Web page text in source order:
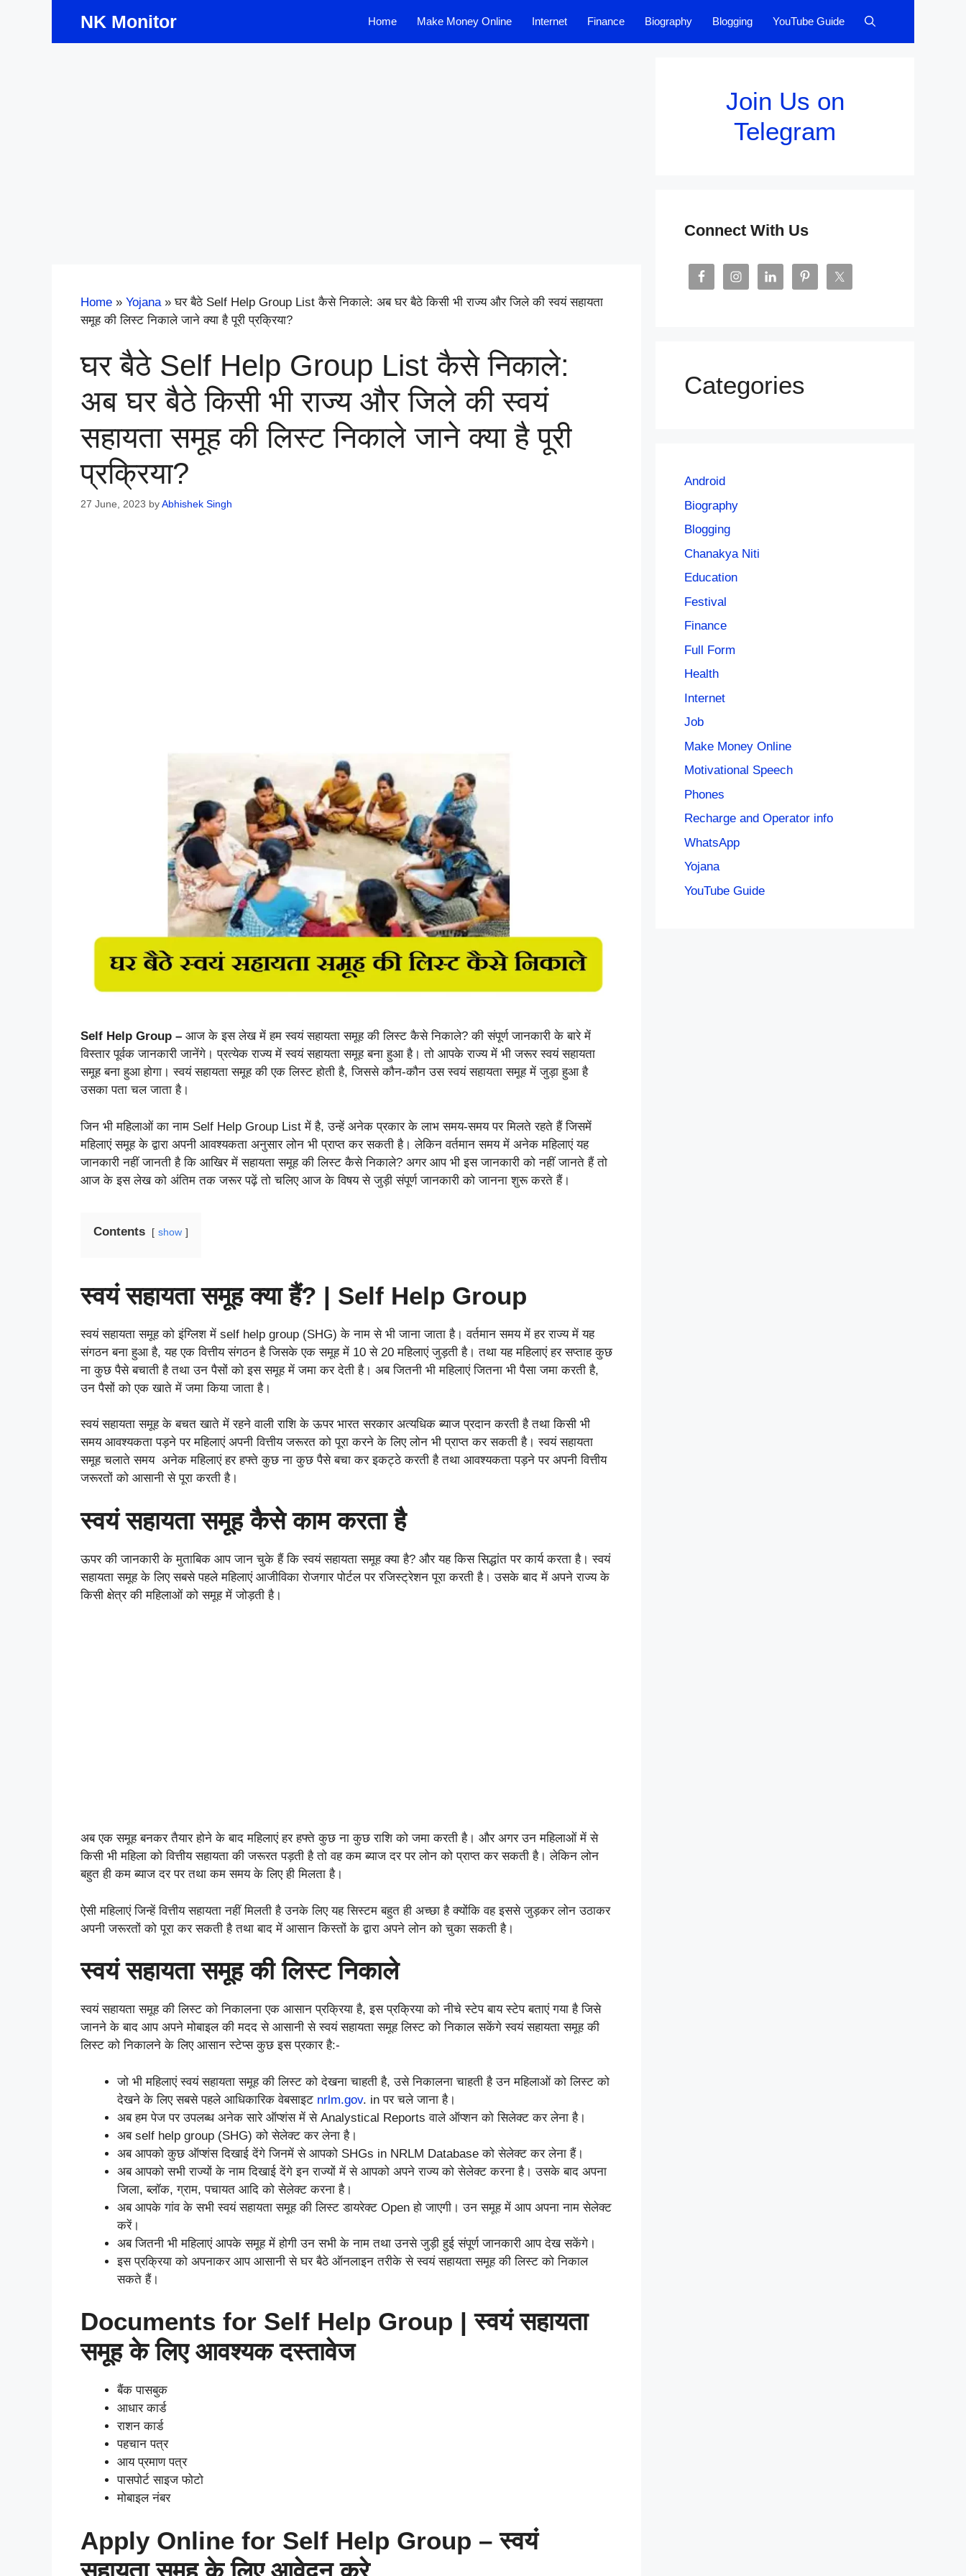
NK Monitor Home Make Money Online Internet Finance Biography Blogging YouTube Guide
Home » Yojana»घर बैठे Self Help Group List कैसे निकाले: अब घर बैठे किसी भी राज्य और जिले की स्वयं सहायता
समूह की लिस्ट निकाले जाने क्या है पूरी प्रक्रिया?
घर बैठे Self Help Group List कैसे निकाले:
अब घर बैठे किसी भी राज्य और जिले की स्वयं
सहायता समूह की लिस्ट निकाले जाने क्या है पूरी
प्रक्रिया?
27 June, 2023 byAbhishek Singh
Self Help Group – आज के इस लेख में हम स्वयं सहायता समूह की लिस्ट कैसे निकाले? की संपूर्ण जानकारी के बारे में
विस्तार पूर्वक जानकारी जानेंगे। प्रत्येक राज्य में स्वयं सहायता समूह बना हुआ है। तो आपके राज्य में भी जरूर स्वयं सहायता
समूह बना हुआ होगा। स्वयं सहायता समूह की एक लिस्ट होती है, जिससे कौन-कौन उस स्वयं सहायता समूह में जुड़ा हुआ है
उसका पता चल जाता है।
जिन भी महिलाओं का नाम Self Help Group List में है, उन्हें अनेक प्रकार के लाभ समय-समय पर मिलते रहते हैं जिसमें
महिलाएं समूह के द्वारा अपनी आवश्यकता अनुसार लोन भी प्राप्त कर सकती है। लेकिन वर्तमान समय में अनेक महिलाएं यह
जानकारी नहीं जानती है कि आखिर में सहायता समूह की लिस्ट कैसे निकाले? अगर आप भी इस जानकारी को नहीं जानते हैं तो
आज के इस लेख को अंतिम तक जरूर पढ़ें तो चलिए आज के विषय से जुड़ी संपूर्ण जानकारी को जानना शुरू करते हैं।
Contents show
स्वयं सहायता समूह क्या हैं? | Self Help Group
स्वयं सहायता समूह को इंग्लिश में self help group (SHG) के नाम से भी जाना जाता है। वर्तमान समय में हर राज्य में यह
संगठन बना हुआ है, यह एक वित्तीय संगठन है जिसके एक समूह में 10 से 20 महिलाएं जुड़ती है। तथा यह महिलाएं हर सप्ताह कुछ
ना कुछ पैसे बचाती है तथा उन पैसों को इस समूह में जमा कर देती है। अब जितनी भी महिलाएं जितना भी पैसा जमा करती है,
उन पैसों को एक खाते में जमा किया जाता है।
स्वयं सहायता समूह के बचत खाते में रहने वाली राशि के ऊपर भारत सरकार अत्यधिक ब्याज प्रदान करती है तथा किसी भी
समय आवश्यकता पड़ने पर महिलाएं अपनी वित्तीय जरूरत को पूरा करने के लिए लोन भी प्राप्त कर सकती है। स्वयं सहायता
समूह चलाते समय अनेक महिलाएं हर हफ्ते कुछ ना कुछ पैसे बचा कर इकट्ठे करती है तथा आवश्यकता पड़ने पर अपनी वित्तीय
जरूरतों को आसानी से पूरा करती है।
स्वयं सहायता समूह कैसे काम करता है
ऊपर की जानकारी के मुताबिक आप जान चुके हैं कि स्वयं सहायता समूह क्या है? और यह किस सिद्धांत पर कार्य करता है। स्वयं
सहायता समूह के लिए सबसे पहले महिलाएं आजीविका रोजगार पोर्टल पर रजिस्ट्रेशन पूरा करती है। उसके बाद में अपने राज्य के
किसी क्षेत्र की महिलाओं को समूह में जोड़ती है।
अब एक समूह बनकर तैयार होने के बाद महिलाएं हर हफ्ते कुछ ना कुछ राशि को जमा करती है। और अगर उन महिलाओं में से
किसी भी महिला को वित्तीय सहायता की जरूरत पड़ती है तो वह कम ब्याज दर पर लोन को प्राप्त कर सकती है। लेकिन लोन
बहुत ही कम ब्याज दर पर तथा कम समय के लिए ही मिलता है।
ऐसी महिलाएं जिन्हें वित्तीय सहायता नहीं मिलती है उनके लिए यह सिस्टम बहुत ही अच्छा है क्योंकि वह इससे जुड़कर लोन उठाकर
अपनी जरूरतों को पूरा कर सकती है तथा बाद में आसान किस्तों के द्वारा अपने लोन को चुका सकती है।
स्वयं सहायता समूह की लिस्ट निकाले
स्वयं सहायता समूह की लिस्ट को निकालना एक आसान प्रक्रिया है, इस प्रक्रिया को नीचे स्टेप बाय स्टेप बताएं गया है जिसे
जानने के बाद आप अपने मोबाइल की मदद से आसानी से स्वयं सहायता समूह लिस्ट को निकाल सकेंगे स्वयं सहायता समूह की
लिस्ट को निकालने के लिए आसान स्टेप्स कुछ इस प्रकार है:-
जो भी महिलाएं स्वयं सहायता समूह की लिस्ट को देखना चाहती है, उसे निकालना चाहती है उन महिलाओं को लिस्ट को
देखने के लिए सबसे पहले आधिकारिक वेबसाइट nrlm.gov. in पर चले जाना है।
अब हम पेज पर उपलब्ध अनेक सारे ऑप्शंस में से Analystical Reports वाले ऑप्शन को सिलेक्ट कर लेना है।
अब self help group (SHG) को सेलेक्ट कर लेना है।
अब आपको कुछ ऑप्शंस दिखाई देंगे जिनमें से आपको SHGs in NRLM Database को सेलेक्ट कर लेना हैं।
अब आपको सभी राज्यों के नाम दिखाई देंगे इन राज्यों में से आपको अपने राज्य को सेलेक्ट करना है। उसके बाद अपना
जिला, ब्लॉक, ग्राम, पचायत आदि को सेलेक्ट करना है।
अब आपके गांव के सभी स्वयं सहायता समूह की लिस्ट डायरेक्ट Open हो जाएगी। उन समूह में आप अपना नाम सेलेक्ट
करें।
अब जितनी भी महिलाएं आपके समूह में होगी उन सभी के नाम तथा उनसे जुड़ी हुई संपूर्ण जानकारी आप देख सकेंगे।
इस प्रक्रिया को अपनाकर आप आसानी से घर बैठे ऑनलाइन तरीके से स्वयं सहायता समूह की लिस्ट को निकाल
सकते हैं।
Documents for Self Help Group | स्वयं सहायता
समूह के लिए आवश्यक दस्तावेज
बैंक पासबुक
आधार कार्ड
राशन कार्ड
पहचान पत्र
आय प्रमाण पत्र
पासपोर्ट साइज फोटो
मोबाइल नंबर
Apply Online for Self Help Group – स्वयं
Join Us on
Telegram
Connect With Us
Categories
Android
Biography
Blogging
Chanakya Niti
Education
Festival
Finance
Full Form
Health
Internet
Job
Make Money Online
Motivational Speech
Phones
Recharge and Operator info
WhatsApp
Yojana
YouTube Guide